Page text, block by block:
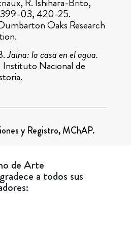
399-03, 420-25.
Oaks Research
Jaina: la casa en el agua.
Nacional de
y Registro, MChAP.
de Arte
a todos sus